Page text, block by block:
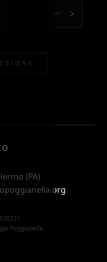
SUCC.
(PA)
Poggianella